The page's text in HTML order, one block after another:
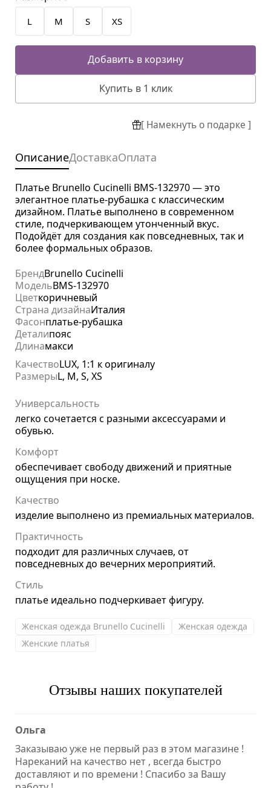
L M S XS
Добавить в корзину
Купить в 1 клик
[ Намекнуть о подарке ]
ОписаниеДоставкаОплата
Платье Brunello Cucinelli BMS-132970 — это
элегантное платье-рубашка с классическим
дизайном. Платье выполнено в современном
стиле, подчеркивающем утонченный вкус.
Подойдёт для создания как повседневных, так и
более формальных образов.
БрендBrunello Cucinelli
МодельBMS-132970
Цветкоричневый
Страна дизайнаИталия
Фасонплатье-рубашка
Деталипояс
Длинамакси
КачествоLUX, 1:1 к оригиналу
РазмерыL, M, S, XS
Универсальность
легко сочетается с разными аксессуарами и
обувью.
Комфорт
обеспечивает свободу движений и приятные
ощущения при носке.
Качество
изделие выполнено из премиальных материалов.
Практичность
подходит для различных случаев, от
повседневных до вечерних мероприятий.
Стиль
платье идеально подчеркивает фигуру.
Женская одежда Brunello Cucinelli
Женская одежда
Женские платья
Отзывы наших покупателей
Ольга
Заказываю уже не первый раз в этом магазине !
Нареканий на качество нет , всегда быстро
доставляют и по времени ! Спасибо за Вашу